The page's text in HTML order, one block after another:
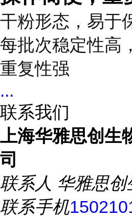
干粉形态，易于
每批次稳定性高
重复性强
...
联系我们
上海华雅思创生
司
联系人 华雅思创
联系手机